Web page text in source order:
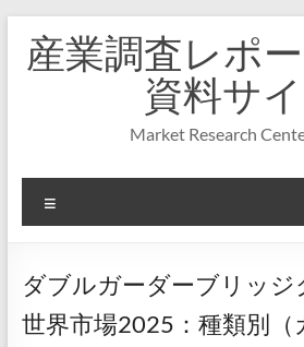
キ
プ
産業調査レポ
資料サ
Market Research
ニ
ー
ダブルガーダーブリッジ
世界市場2025：種類別（